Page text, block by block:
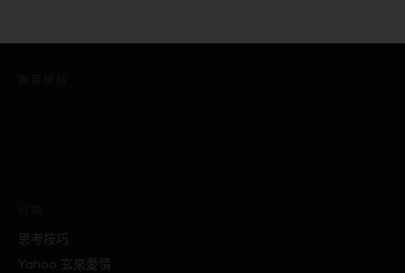
思考技巧
Yahoo 玄來愛情